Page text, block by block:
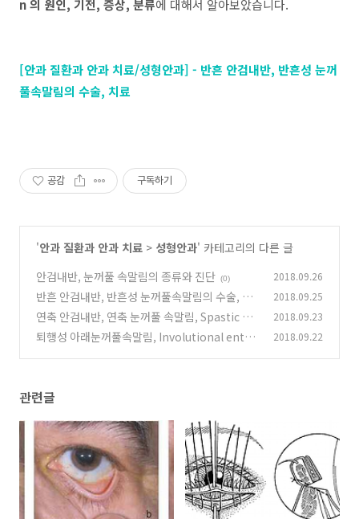
n 의 원인, 기전, 증상, 분류에 대해서 알아보았습니다.
[안과 질환과 안과 치료/성형안과] - 반흔 안검내반, 반흔성 눈꺼
풀속말림의 수술, 치료
공감 구독하기
'안과 질환과 안과 치료 > 성형안과' 카테고리의 다른 글
안검내반, 눈꺼풀 속말림의 종류와 진단 (0) 2018.09.26
반흔 안검내반, 반흔성 눈꺼풀속말림의 수술, 치
료
(0)
2018.09.25
연축 안검내반, 연축 눈꺼풀 속말림, Spastic En
tropion 의 증상, 임상양상, 치료
(0)
2018.09.23
퇴행성 아래눈꺼풀속말림, Involutional entro
2018.09.22
관련글